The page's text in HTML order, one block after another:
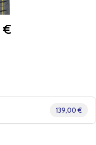
€
139,00 €